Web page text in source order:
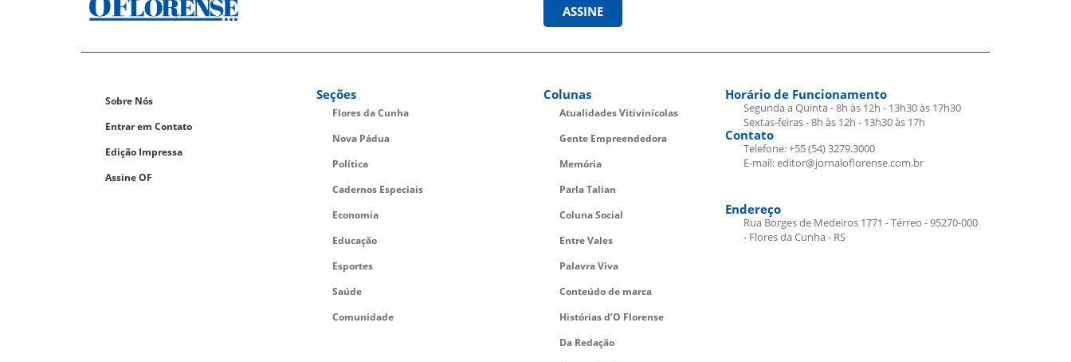
ASSINE
Sobre Nós
Entrar em Contato
Edição Impressa
Assine OF
Seções
Flores da Cunha
Nova Pádua
Política
Cadernos Especiais
Economia
Educação
Esportes
Saúde
Comunidade
Colunas
Atualidades Vitivinícolas
Gente Empreendedora
Memória
Parla Talian
Coluna Social
Entre Vales
Palavra Viva
Conteúdo de marca
Histórias d’O Florense
Da Redação
Horário de Funcionamento
Segunda a Quinta - 8h às 12h - 13h30 às 17h30
Sextas-feiras - 8h às 12h - 13h30 às 17h
Contato
Telefone: +55 (54) 3279.3000
E-mail: editor@jornaloflorense.com.br
Endereço
Rua Borges de Medeiros 1771 - Térreo - 95270-000
- Flores da Cunha - RS